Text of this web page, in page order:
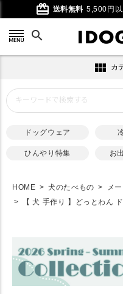
card_giftcard 送料無料 5,500円
search
view_module カ
ドッグウェア
ひんやり特集 お
HOME 犬のたべもの メ
【 犬 手作り 】どっとわん